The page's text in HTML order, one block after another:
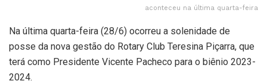
aconteceu na última quarta-feira
Na última quarta-feira (28/6) ocorreu a solenidade de
posse da nova gestão do Rotary Club Teresina Piçarra, que
terá como Presidente Vicente Pacheco para o biênio 2023-
2024.